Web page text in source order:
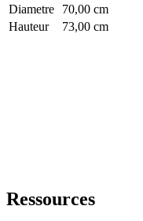
Diametre
70,00 cm
Hauteur
73,00 cm
Ressources